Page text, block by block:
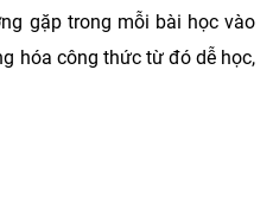
gặp trong mỗi bài học vào
hóa công thức từ đó dễ học,